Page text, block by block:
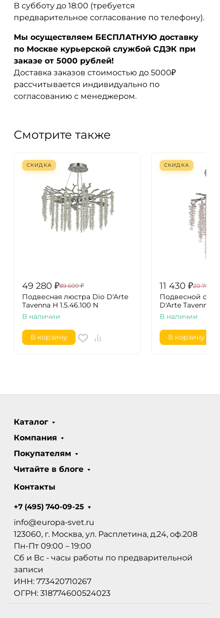
В субботу до 18:00 (требуется
предварительное согласование по телефону).
Мы осуществляем БЕСПЛАТНУЮ доставку
по Москве курьерской службой СДЭК при
заказе от 5000 рублей!
Доставка заказов стоимостью до 5000₽
рассчитывается индивидуально по
согласованию с менеджером.
Смотрите также
СКИДКА
49 280 ₽89 600 ₽
Подвесная люстра Dio D'Arte
Tavenna H 1.5.46.100 N
В наличии
В корзину
СКИДКА
11 430 ₽20 780
Подвесной
D'Arte Tavenna H
В наличии
В корзину
Каталог
Компания
Покупателям
Читайте в блоге
Контакты
+7 (495) 740-09-25
info@europa-svet.ru
123060, г. Москва, ул. Расплетина, д.24, оф.208
Пн-Пт 09:00 – 19:00
Сб и Вс - часы работы по предварительной
записи
ИНН: 773420710267
ОГРН: 318774600524023